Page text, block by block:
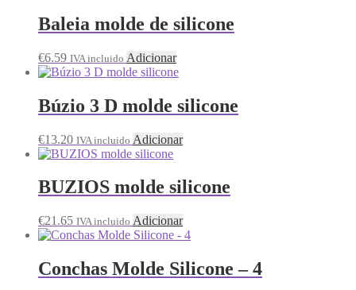
Baleia molde de silicone
€6.59 IVA incluido Adicionar
Búzio 3 D molde silicone
€13.20 IVA incluido Adicionar
BUZIOS molde silicone
€21.65 IVA incluido Adicionar
Conchas Molde Silicone – 4